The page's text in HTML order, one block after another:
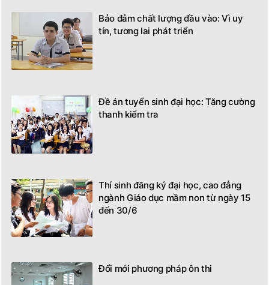
Bảo đảm chất lượng đầu vào: Vì uy
tín, tương lai phát triển
Đề án tuyển sinh đại học: Tăng cường
thanh kiểm tra
Thí sinh đăng ký đại học, cao đẳng
ngành Giáo dục mầm non từ ngày 15
đến 30/6
Đổi mới phương pháp ôn thi